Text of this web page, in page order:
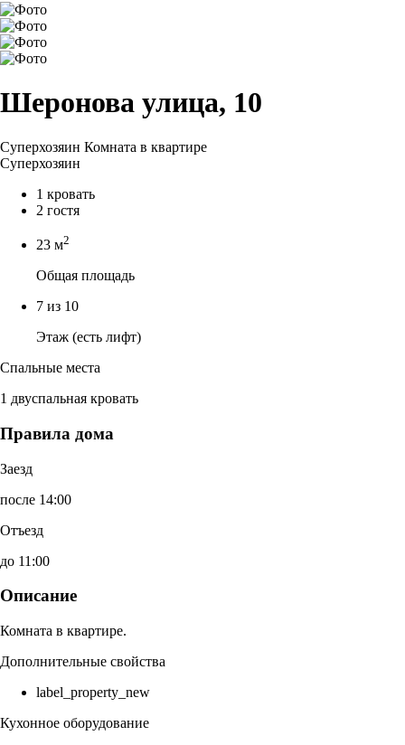
Шеронова улица, 10
Суперхозяин Комната в квартире
Суперхозяин
1 кровать
2 гостя
23 м2
Общая площадь
7 из 10
Этаж (есть лифт)
Спальные места
1 двуспальная кровать
Правила дома
Заезд
после 14:00
Отъезд
до 11:00
Описание
Комната в квартире.
Дополнительные свойства
label_property_new
Кухонное оборудование